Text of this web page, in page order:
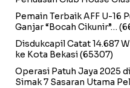
Pemain Terbaik AFF U-16
Ganjar “Bocah Cikunir”…
Disdukcapil Catat 14.687
ke Kota Bekasi(65307)
Operasi Patuh Jaya 2025
Simak 7 Sasaran Utama